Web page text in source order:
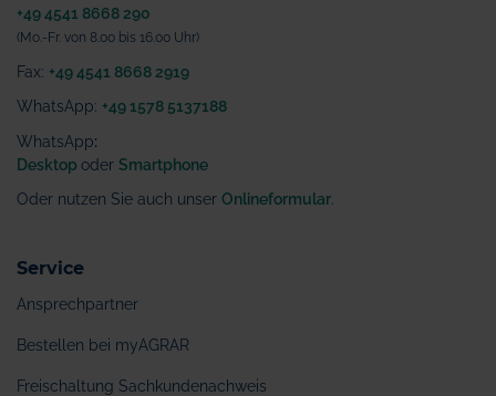
+49 4541 8668 290
(Mo.-Fr. von 8.00 bis 16.00 Uhr)
Fax: +49 4541 8668 2919
WhatsApp: +49 1578 5137188
WhatsApp:
Desktop oder Smartphone
Oder nutzen Sie auch unser Onlineformular
Service
Ansprechpartner
Bestellen bei myAGRAR
Freischaltung Sachkundenachweis